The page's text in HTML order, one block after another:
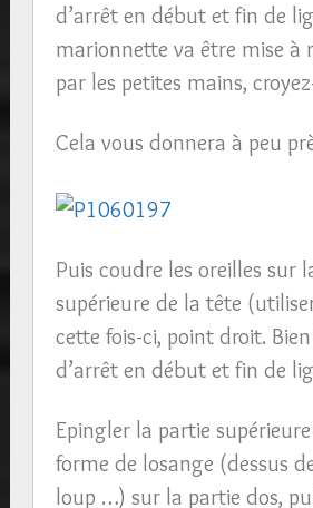
d’arrêt en début et fin de
marionnette va être mise à
par les petites mains,
Cela vous donnera à peu
Puis coudre les oreilles sur
supérieure de la tête
cette fois-ci, point droit.
d’arrêt en début et fin de
Epingler la partie
forme de losange (dessus
loup …) sur la partie dos,